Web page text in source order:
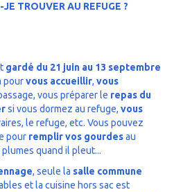
TROUVER AU REFUGE ?
gardé du 21 juin au 13 septembre
pourvous accueillir, vous
vous préparer le repas du
si vous dormez au refuge, vous
le refuge, etc. Vous pouvez
pour remplir vos gourdesau
quand il pleut...
, seule la salle commune
et la cuisine hors sac est